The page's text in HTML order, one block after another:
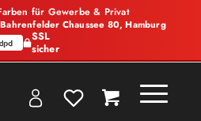
für Gewerbe & Privat
Chaussee 80, Hamburg
SSL
sicher